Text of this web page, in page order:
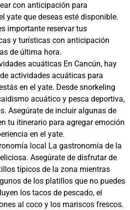
con anticipación para
yate que deseas esté disponible.
importante reservar tus
y turísticas con anticipación
de última hora.
acuáticas En Cancún, hay
actividades acuáticas para
en el yate. Desde snorkeling
acuático y pesca deportiva,
Asegúrate de incluir algunas de
tu itinerario para agregar emoción
en el yate.
local La gastronomía de la
Asegúrate de disfrutar de
típicos de la zona mientras
de los platillos que no puedes
los tacos de pescado, el
al coco y los mariscos frescos.